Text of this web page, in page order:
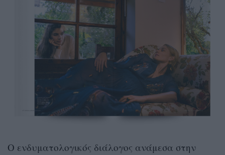
Ο ενδυματολογικός διάλογος ανάμεσα στην